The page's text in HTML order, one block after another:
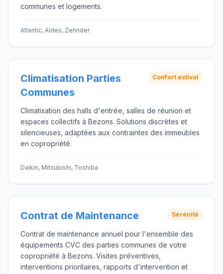
communes et logements.
Atlantic, Aldes, Zehnder
Climatisation Parties
Communes
Confort estival
Climatisation des halls d'entrée, salles de réunion et
espaces collectifs à Bezons. Solutions discrètes et
silencieuses, adaptées aux contraintes des immeubles
en copropriété.
Daikin, Mitsubishi, Toshiba
Contrat de Maintenance Sérénité
Contrat de maintenance annuel pour l'ensemble des
équipements CVC des parties communes de votre
copropriété à Bezons. Visites préventives,
interventions prioritaires, rapports d'intervention et